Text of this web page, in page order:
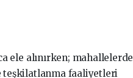
ele alınırken; mahallelerde
teşkilatlanma faaliyetleri